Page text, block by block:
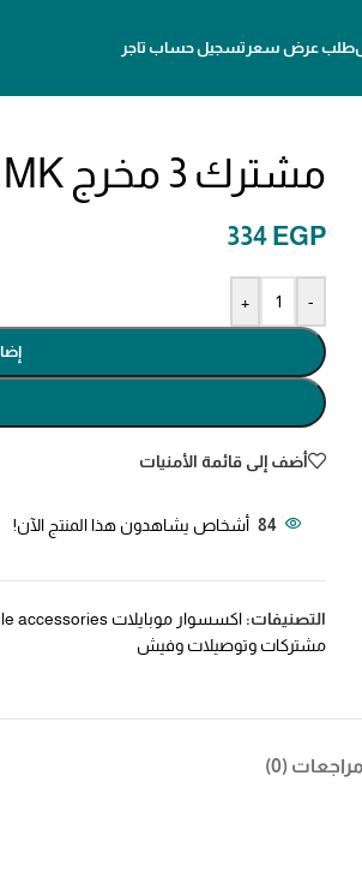
طلب عرض سعر تسجيل حساب تاجر
مشترك 3 مخرج MK مع ٢ مخرج usb -a
334 EGP
-
+
أضف إلى قائمة الأمنيات
84 أشخاص يشاهدون هذا المنتج الآن!
التصنيفات: اكسسوار موبايلات mobile accessories
مشتركات وتوصيلات وفيش
مراجعات (0)